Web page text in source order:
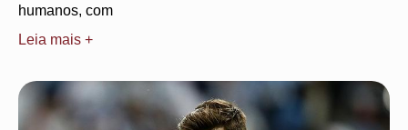
humanos, com
Leia mais +